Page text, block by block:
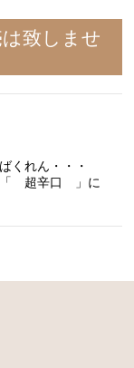
致しませ
くれん・・・
「 超辛口 」に